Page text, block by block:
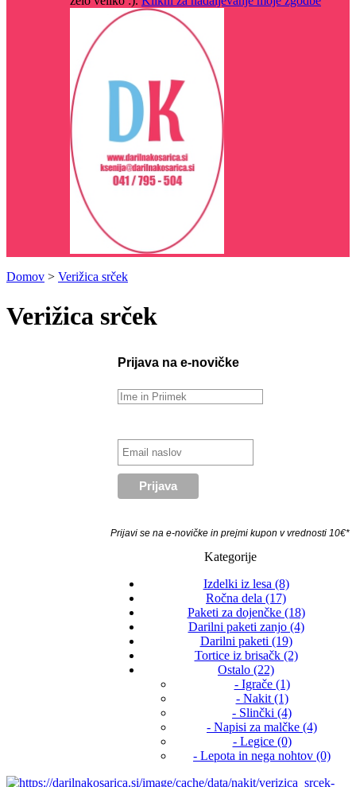
Domov > Verižica srček
Verižica srček
Prijava na e-novičke
Prijavi se na e-novičke in prejmi kupon v vrednosti 10€*
Kategorije
Izdelki iz lesa (8)
Ročna dela (17)
Paketi za dojenčke (18)
Darilni paketi zanjo (4)
Darilni paketi (19)
Tortice iz brisačk (2)
Ostalo (22)
- Igrače (1)
- Nakit (1)
- Slinčki (4)
- Napisi za malčke (4)
- Legice (0)
- Lepota in nega nohtov (0)